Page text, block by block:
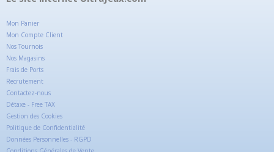
Mon Panier
Mon Compte Client
Nos Tournois
Nos Magasins
Frais de Ports
Recrutement
Contactez-nous
Détaxe - Free TAX
Gestion des Cookies
Politique de Confidentialité
Données Personnelles - RGPD